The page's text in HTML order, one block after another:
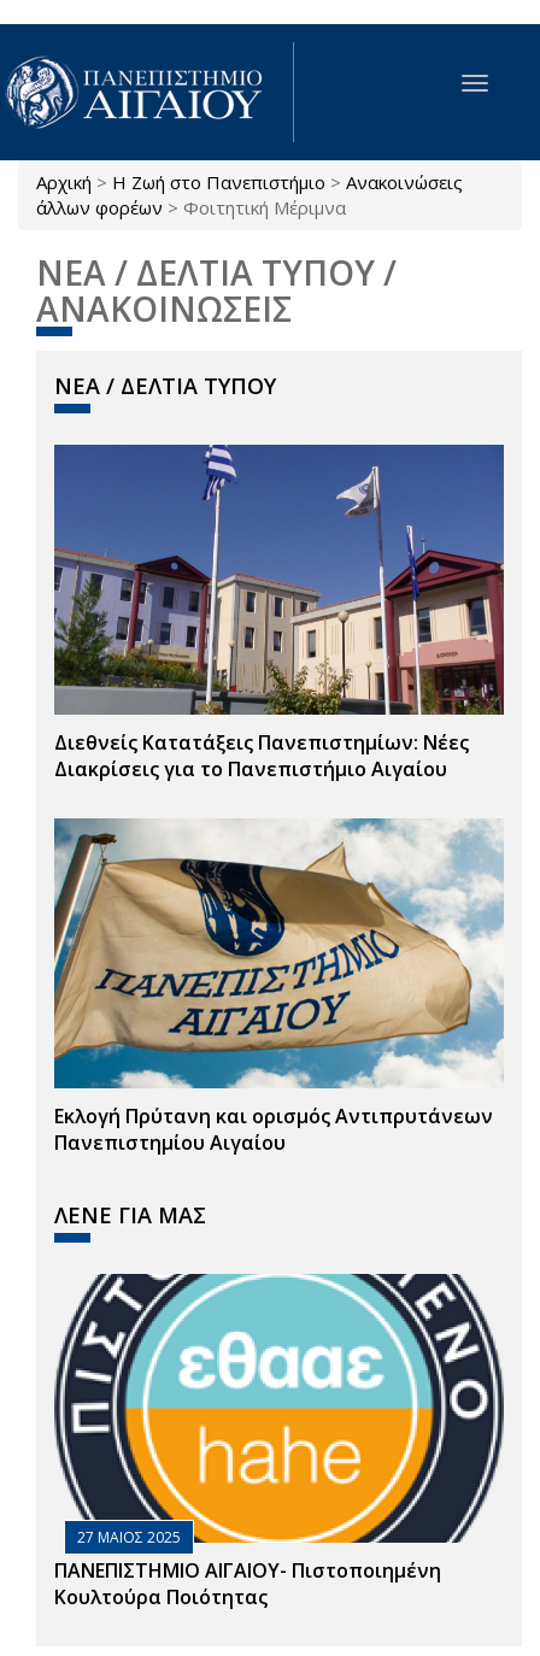
Παράκαμψη προς το κυρίως περιεχόμενο
Toggle
Είστε εδώ
Αρχική > Η Ζωή στο Πανεπιστήμιο > Ανακοινώσεις
άλλων φορέων > Φοιτητική Μέριμνα
ΝΕΑ / ΔΕΛΤΙΑ ΤΥΠΟΥ /
ΑΝΑΚΟΙΝΩΣΕΙΣ
ΝΕΑ / ΔΕΛΤΙΑ ΤΥΠΟΥ
Διεθνείς Κατατάξεις Πανεπιστημίων: Νέες
Διακρίσεις για το Πανεπιστήμιο Αιγαίου
Εκλογή Πρύτανη και ορισμός Αντιπρυτάνεων
Πανεπιστημίου Αιγαίου
ΛΕΝΕ ΓΙΑ ΜΑΣ
27 ΜΑΙΟΣ 2025
ΠΑΝΕΠΙΣΤΗΜΙΟ ΑΙΓΑΙΟΥ- Πιστοποιημένη
Κουλτούρα Ποιότητας